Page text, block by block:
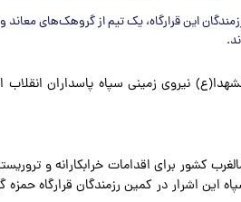
این قرارگاه، یک تیم از گروهک‌های معاند
نیروی زمینی سپاه پاسداران انقلاب
کشور برای اقدامات خرابکارانه و
این اشرار در کمین رزمندگان قرارگاه حمزه